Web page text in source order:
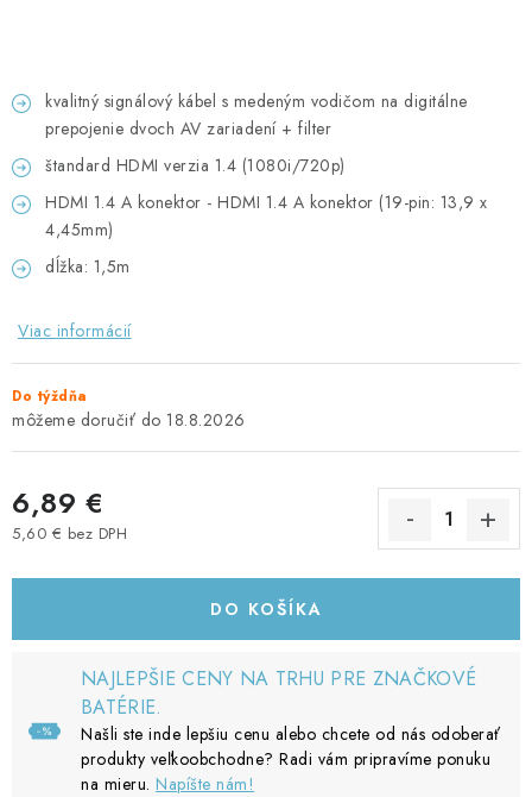
KONTAKTY
Kontakty Doprava a platba Časté otázky
kvalitný signálový kábel s medeným vodičom na digitálne
prepojenie dvoch AV zariadení + filter
štandard HDMI verzia 1.4 (1080i/720p)
HDMI 1.4 A konektor - HDMI 1.4 A konektor (19-pin: 13,9 x
4,45mm)
dĺžka: 1,5m
Viac informácií
Do týždňa
18.8.2026
6,89 €
5,60 € bez DPH
DO KOŠÍKA
NAJLEPŠIE CENY NA TRHU PRE ZNAČKOVÉ
BATÉRIE.
Našli ste inde lepšiu cenu alebo chcete od nás odoberať
produkty veľkoobchodne? Radi vám pripravíme ponuku
na mieru. Napíšte nám!